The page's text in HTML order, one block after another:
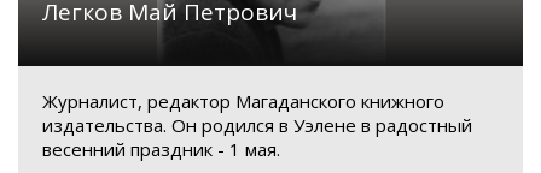
Легков Май Петрович
Журналист, редактор Магаданского книжного
издательства. Он родился в Уэлене в радостный
весенний праздник - 1 мая.